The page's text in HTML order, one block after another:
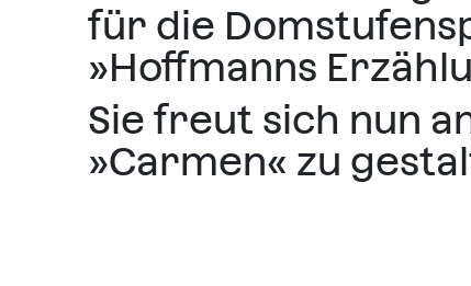
für die
»Hoffmanns
Sie freut sich nun
»Carmen« zu